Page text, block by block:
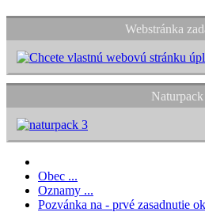
Webstránka
Naturpack
Obec ...
Oznamy ...
Pozvánka na - prvé zasadnutie